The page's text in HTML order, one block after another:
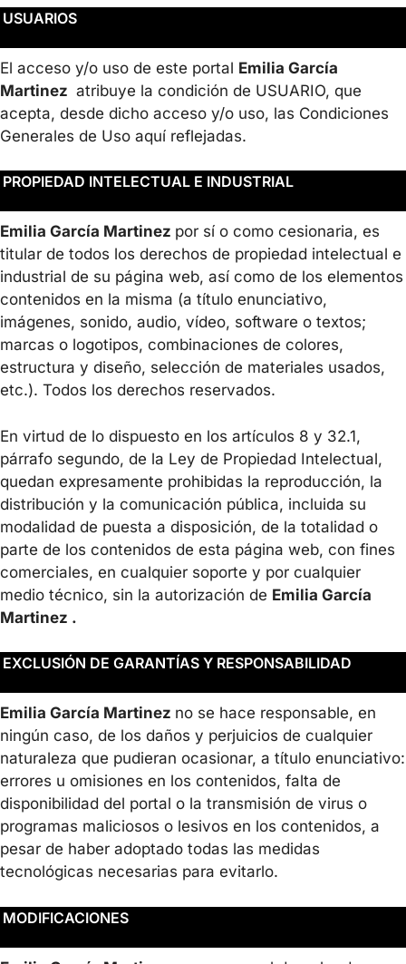
USUARIOS
El acceso y/o uso de este portal Emilia García
Martinez atribuye la condición de USUARIO, que
acepta, desde dicho acceso y/o uso, las Condiciones
Generales de Uso aquí reflejadas.
PROPIEDAD INTELECTUAL E INDUSTRIAL
Emilia García Martinez por sí o como cesionaria, es
titular de todos los derechos de propiedad intelectual e
industrial de su página web, así como de los elementos
contenidos en la misma (a título enunciativo,
imágenes, sonido, audio, vídeo, software o textos;
marcas o logotipos, combinaciones de colores,
estructura y diseño, selección de materiales usados,
etc.). Todos los derechos reservados.
En virtud de lo dispuesto en los artículos 8 y 32.1,
párrafo segundo, de la Ley de Propiedad Intelectual,
quedan expresamente prohibidas la reproducción, la
distribución y la comunicación pública, incluida su
modalidad de puesta a disposición, de la totalidad o
parte de los contenidos de esta página web, con fines
comerciales, en cualquier soporte y por cualquier
medio técnico, sin la autorización de Emilia García
Martinez .
EXCLUSIÓN DE GARANTÍAS Y RESPONSABILIDAD
Emilia García Martinez no se hace responsable, en
ningún caso, de los daños y perjuicios de cualquier
naturaleza que pudieran ocasionar, a título enunciativo:
errores u omisiones en los contenidos, falta de
disponibilidad del portal o la transmisión de virus o
programas maliciosos o lesivos en los contenidos, a
pesar de haber adoptado todas las medidas
tecnológicas necesarias para evitarlo.
MODIFICACIONES